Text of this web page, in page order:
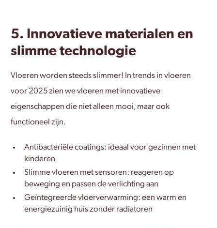
5. Innovatieve materialen en
slimme technologie
Vloeren worden steeds slimmer! In trends in vloeren
voor 2025 zien we vloeren met innovatieve
eigenschappen die niet alleen mooi, maar ook
functioneel zijn.
Antibacteriële coatings: ideaal voor gezinnen met
kinderen
Slimme vloeren met sensoren: reageren op
beweging en passen de verlichting aan
Geïntegreerde vloerverwarming: een warm en
energiezuinig huis zonder radiatoren